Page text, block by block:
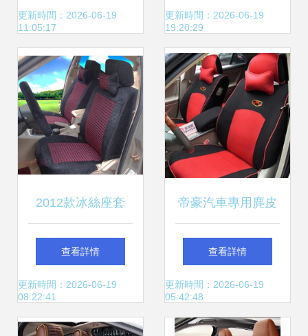
車用品
更新時間：2026-06-19
11:05:17
(wǎng)汽車座套最
新搭配與優(yōu)惠
指南
更新時間：2026-06-19
19:20:29
2012款冰絲座套
四季通用，定制專
屬，提升駕乘舒適
度的理想選擇
查看詳情
更新時間：2026-06-19
08:22:41
帝豪汽車專用麂皮
絨三明治座套
EC7/EX7RV/EC8/EX7/
車型選購指南
查看詳情
更新時間：2026-06-19
05:42:48